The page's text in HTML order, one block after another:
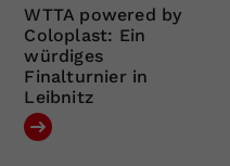
WTTA powered by
Coloplast: Ein
würdiges
Finalturnier in
Leibnitz